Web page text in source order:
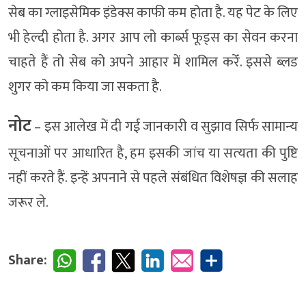
सेब का ग्लाइसेमिक इंडेक्स काफी कम होता है. यह पेट के लिए
भी हेल्दी होता है. अगर आप लो कार्ब्स फूड्स का सेवन करना
चाहते हैं तो सेब को अपने आहार में शामिल करेँ. इससे ब्लड
शुगर को कम किया जा सकता है.
नोट– इस आलेख में दी गई जानकारी व सुझाव सिर्फ सामान्‍य
सूचनाओं पर आधारित है, हम इसकी जांच या सत्‍यता की पुष्टि
नहीं करते हैं. इन्‍हें अपनाने से पहले संबंधित विशेषज्ञ की सलाह
जरूर ले.
Share: